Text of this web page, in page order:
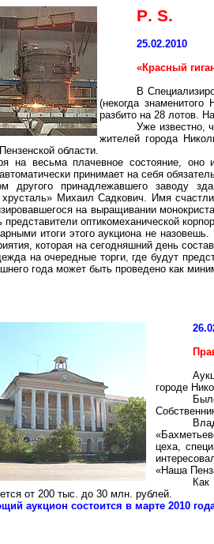
P.S.
25.02.2010
«Красный
В
(некогда
разбито на 28 лотов.
Уже известно,
жителей города
области.
на весьма плачевное состояние, оно
принимает на себя
другого принадлежавшего заводу
хрусталь» МихаилСадкович. Имя
на выращивании
представители оптикомеханической
итоги этого аукциона не
которая на сегодняшний день
на очередные торги, где будут
года может быть проведено как
городе
«
цеха,
«Наша
от 200 тыс. до 30 млн. рублей.
аукцион состоится в марте 2010